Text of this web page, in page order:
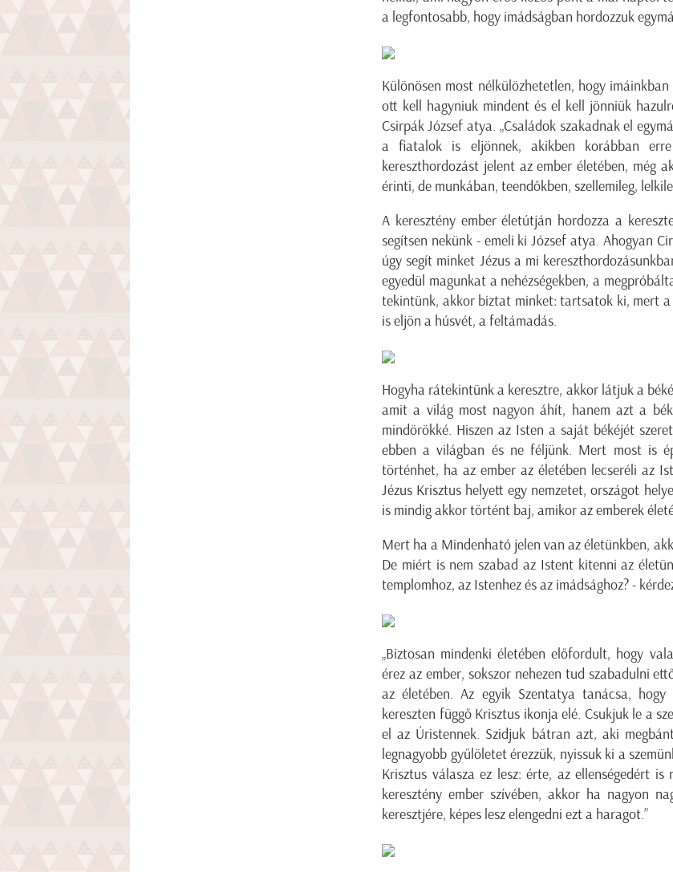
a legfontosabb, hogy imádságban hordozzuk
Különösen most nélkülözhetetlen, hogy
ott kell hagyniuk mindent és el kell jönniük
Csirpák József atya. „Családok szakadnak el
a fiatalok is eljönnek, akikben korábban
kereszthordozást jelent az ember életében, még
érinti, de munkában, teendőkben, szellemileg,
A keresztény ember életútján hordozza a
segítsen nekünk - emeli ki József atya. Ahogyan
úgy segít minket Jézus a mi
egyedül magunkat a nehézségekben, a
tekintünk, akkor biztat minket: tartsatok ki, mert a
is eljön a húsvét, a feltámadás.
Hogyha rátekintünk a keresztre, akkor látjuk a
amit a világ most nagyon áhít, hanem azt a
mindörökké. Hiszen az Isten a saját békéjét
ebben a világban és ne féljünk. Mert most is
történhet, ha az ember az életében lecseréli az
Jézus Krisztus helyett egy nemzetet, országot
is mindig akkor történt baj, amikor az emberek
Mert ha a Mindenható jelen van az életünkben,
De miért is nem szabad az Istent kitenni az
templomhoz, az Istenhez és az imádsághoz? -
„Biztosan mindenki életében előfordult, hogy
érez az ember, sokszor nehezen tud szabadulni
az életében. Az egyik Szentatya tanácsa,
kereszten függő Krisztus ikonja elé. Csukjuk le a
el az Úristennek. Szidjuk bátran azt, aki
legnagyobb gyűlöletet érezzük, nyissuk ki a
Krisztus válasza ez lesz: érte, az ellenségedért
keresztény ember szívében, akkor ha nagyon
keresztjére, képes lesz elengedni ezt a haragot.”